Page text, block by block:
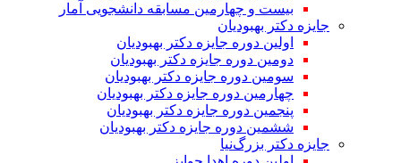
بیست و چهارمین مسابقه دانشجویی آمار
جایزه دکتر بهبودیان
اولین دوره جایزه دکتر بهبودیان
دومین دوره جایزه دکتر بهبودیان
سومین دوره جایزه دکتر بهبودیان
چهارمین دوره جایزه دکتر بهبودیان
پنجمین دوره جایزه دکتر بهبودیان
ششمین دوره جایزه دکتر بهبودیان
جایزه دکتر بزرگ‌نیا